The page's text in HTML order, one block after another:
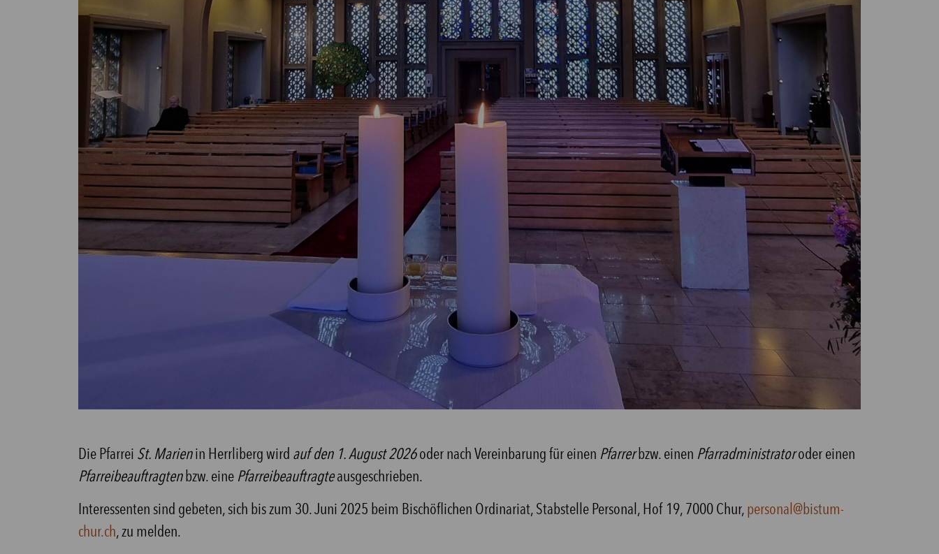
Die Pfarrei St. Marienin Herrliberg wird auf den 1. August 2026oder nach Vereinbarung für einen Pfarrerbzw. einen Pfarradministratoroder einen
Pfarreibeauftragtenbzw. eine Pfarreibeauftragteausgeschrieben.
Interessenten sind gebeten, sich bis zum 30. Juni 2025 beim Bischöflichen Ordinariat, Stabstelle Personal, Hof 19, 7000 Chur,personal@bistum-
chur.ch, zu melden.